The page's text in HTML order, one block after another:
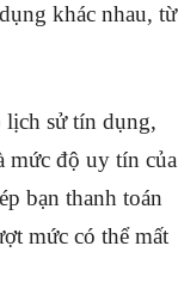
khác nhau, từ
lịch sử tín dụng,
mức độ uy tín của
bạn thanh toán
mức có thể mất